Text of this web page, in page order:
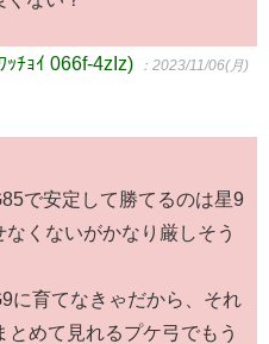
ﾁｮｲ 066f-4zIz) ：2023/11/06(月)
で安定して勝てるのは星9
くないがかなり厳しそう
に育てなきゃだから、それ
めて見れるプケ弓でもう